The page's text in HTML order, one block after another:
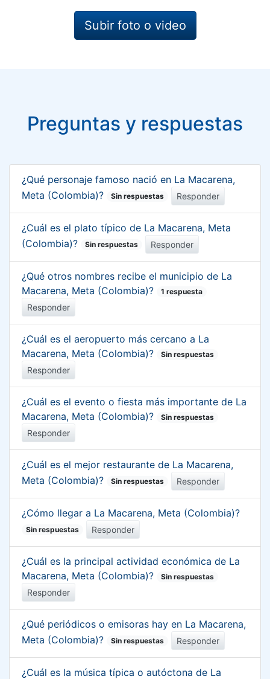
Subir foto o video
Preguntas y respuestas
¿Qué personaje famoso nació en La Macarena,
Meta (Colombia)?
Sin respuestas Responder
¿Cuál es el plato típico de La Macarena, Meta
(Colombia)?
Sin respuestas Responder
¿Qué otros nombres recibe el municipio de La
Macarena, Meta (Colombia)?
1 respuesta
Responder
¿Cuál es el aeropuerto más cercano a La
Macarena, Meta (Colombia)?
Sin respuestas
Responder
¿Cuál es el evento o fiesta más importante de La
Macarena, Meta (Colombia)?
Sin respuestas
Responder
¿Cuál es el mejor restaurante de La Macarena,
Meta (Colombia)?
Sin respuestas Responder
¿Cómo llegar a La Macarena, Meta (Colombia)?
Sin respuestas Responder
¿Cuál es la principal actividad económica de La
Macarena, Meta (Colombia)?
Sin respuestas
Responder
¿Qué periódicos o emisoras hay en La Macarena,
Meta (Colombia)?
Sin respuestas Responder
¿Cuál es la música típica o autóctona de La